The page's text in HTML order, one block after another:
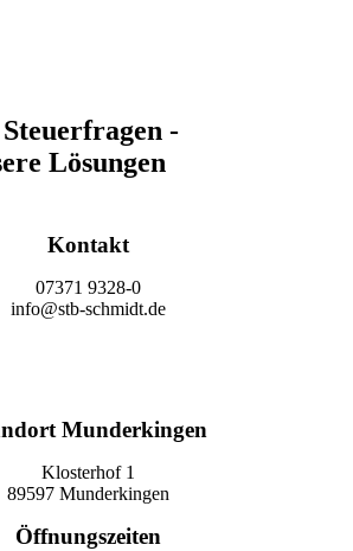
-
Lösungen
Kontakt
07371 9328-0
info@stb-schmidt.de
Munderkingen
Klosterhof 1
89597 Munderkingen
Öffnungszeiten